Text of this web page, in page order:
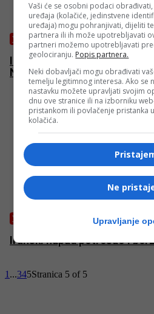
VRIJEME
I dalje opasan zrak za
Najmanje do 15. januara bez
VRIJEME
Iranski napad potresao i
1 ...345Stranica 5 of 5
Vaši će se osobni podaci
uređaja (kolačiće, jedinstvene
uređaja) mogu pohranjivati, dijeliti
partnera ili ih može upotrebljavati
partneri možemo upotrebljavati
geolociranju. Popis partnera.
Neki dobavljači mogu obrađivati
temelju legitimnog interesa. Ako se
nastavku možete upravljati svojim
dnu ove stranice ili na izborniku
pristankom ili povlačenje pristanka
kolačića.
Ne
Upravljanje